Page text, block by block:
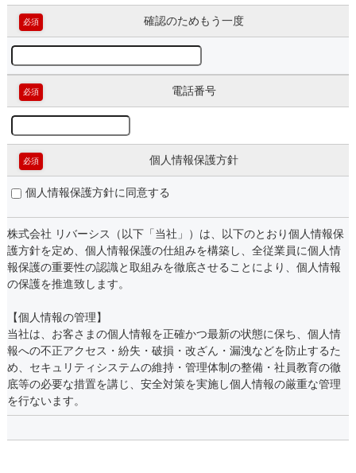
必須 確認のためもう一度
必須 電話番号
必須 個人情報保護方針
個人情報保護方針に同意する
株式会社 リバーシス（以下「当社」）は、以下のとおり個人情報保
護方針を定め、個人情報保護の仕組みを構築し、全従業員に個人情
報保護の重要性の認識と取組みを徹底させることにより、個人情報
の保護を推進致します。
【個人情報の管理】
当社は、お客さまの個人情報を正確かつ最新の状態に保ち、個人情
報への不正アクセス・紛失・破損・改ざん・漏洩などを防止するた
め、セキュリティシステムの維持・管理体制の整備・社員教育の徹
底等の必要な措置を講じ、安全対策を実施し個人情報の厳重な管理
を行ないます。